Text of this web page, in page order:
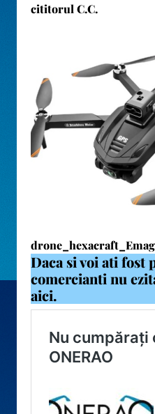
cititorul C.C.
drone_hexacraft_Emag
Daca si voi ati fost
comercianti nu
aici.